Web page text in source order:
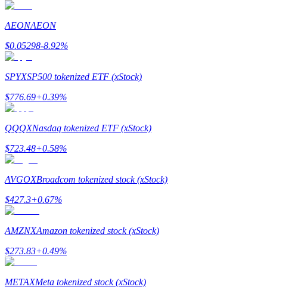
Information
Analyse de mégadonnées, y compris des informations commerciales, etc.
Guide
Guide de démarrage des contrats à terme
AEONAEON
$0.05298-8.92%
SPYXSP500 tokenized ETF (xStock)
$776.69+0.39%
QQQXNasdaq tokenized ETF (xStock)
$723.48+0.58%
AVGOXBroadcom tokenized stock (xStock)
$427.3+0.67%
AMZNXAmazon tokenized stock (xStock)
$273.83+0.49%
METAXMeta tokenized stock (xStock)